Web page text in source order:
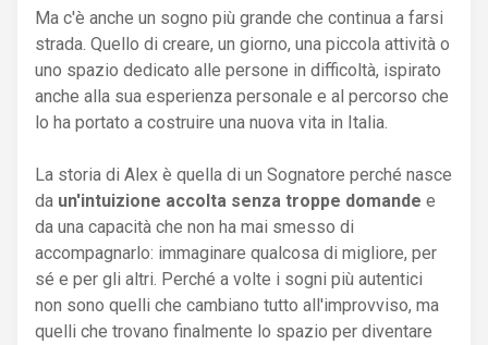
Ma c'è anche un sogno più grande che continua a farsi
strada. Quello di creare, un giorno, una piccola attività o
uno spazio dedicato alle persone in difficoltà, ispirato
anche alla sua esperienza personale e al percorso che
lo ha portato a costruire una nuova vita in Italia.
La storia di Alex è quella di un Sognatore perché nasce
da un'intuizione accolta senza troppe domande e
da una capacità che non ha mai smesso di
accompagnarlo: immaginare qualcosa di migliore, per
sé e per gli altri. Perché a volte i sogni più autentici
non sono quelli che cambiano tutto all'improvviso, ma
quelli che trovano finalmente lo spazio per diventare